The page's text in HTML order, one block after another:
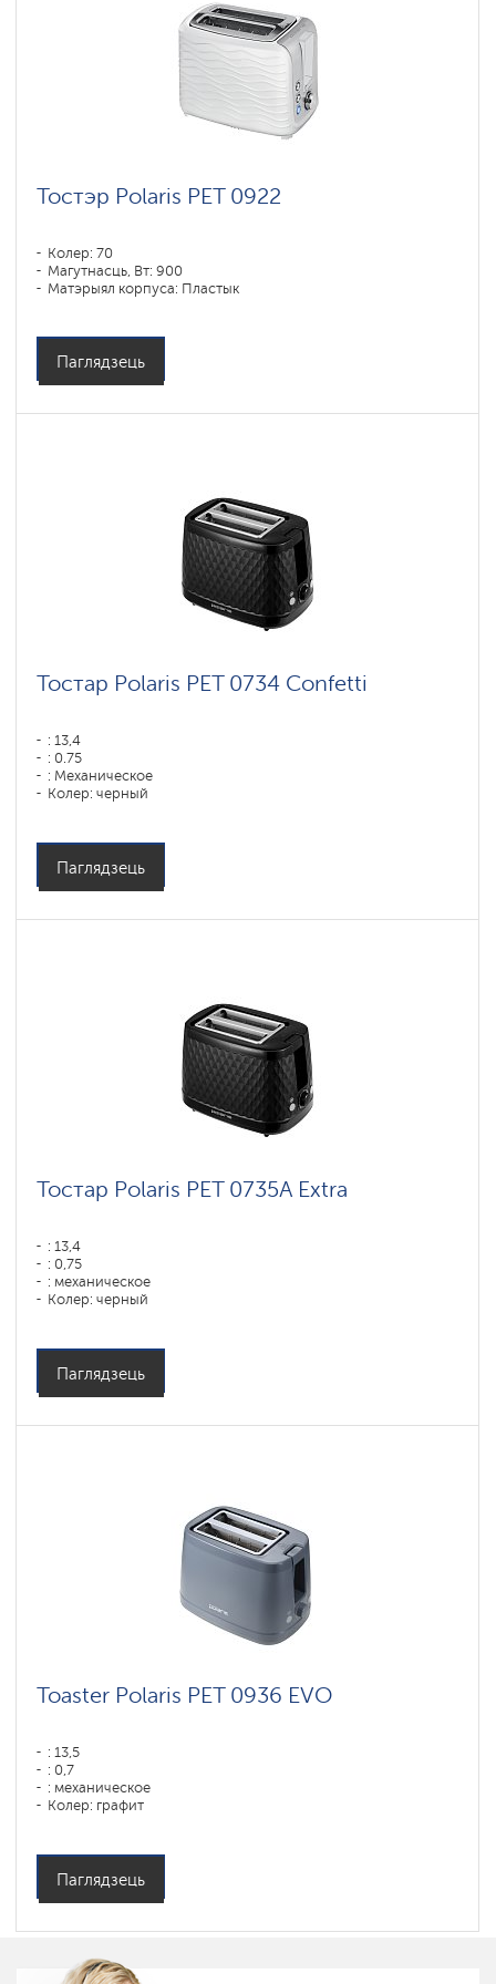
Тостэр Polaris PET 0922
Колер: 70
Магутнасць, Вт: 900
Матэрыял корпуса: Пластык
Паглядзець
Тостар Polaris PET 0734 Confetti
: 13,4
: 0.75
: Механическое
Колер: черный
Матэрыял корпуса: Пластык
Паглядзець
Тостар Polaris PET 0735A Extra
: 13,4
: 0,75
: механическое
Колер: черный
Матэрыял корпуса: Пластык
Паглядзець
Toaster Polaris PET 0936 EVO
: 13,5
: 0,7
: механическое
Колер: графит
Матэрыял корпуса: Пластык
Паглядзець